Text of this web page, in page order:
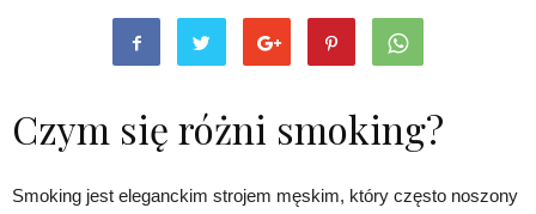
Czym się różni smoking?
Smoking jest eleganckim strojem męskim, który często noszony